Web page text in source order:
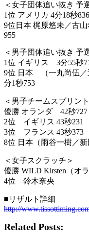
＜女子団体追い抜き 予
1位 アメリカ 4分18秒836
9位日本 梶原悠未／古
955
＜男子団体追い抜き 予
1位 イギリス 3分55秒
9位 日本 （一丸尚伍／
分1秒753
＜男子チームスプリン
優勝 オランダ 42秒727
2位 イギリス 43秒231
3位 フランス 43秒373
8位 日本（雨谷一樹／新
＜女子スクラッチ＞
優勝 WILD Kirsten（オラ
4位 鈴木奈央
■リザルト詳細
http://
Related Posts: